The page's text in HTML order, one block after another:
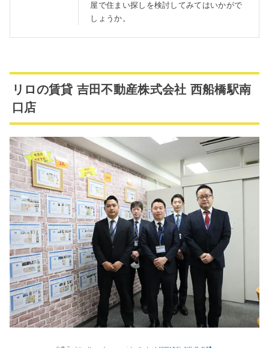
屋で住まい探しを検討してみてはいかがで
しょうか。
リロの賃貸 吉田不動産株式会社 西船橋駅南
口店